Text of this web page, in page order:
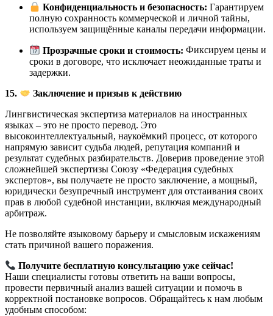
Конфиденциальность и безопасность: Гарантируем
полную сохранность коммерческой и личной тайны,
используем защищённые каналы передачи информации.
Прозрачные сроки и стоимость: Фиксируем цены и
сроки в договоре, что исключает неожиданные траты и
задержки.
15.
Заключение и призыв к действию
Лингвистическая экспертиза материалов на иностранных
языках – это не просто перевод. Это
высокоинтеллектуальный, наукоёмкий процесс, от которого
напрямую зависит судьба людей, репутация компаний и
результат судебных разбирательств. Доверив проведение этой
сложнейшей экспертизы Союзу «Федерация судебных
экспертов», вы получаете не просто заключение, а мощный,
юридически безупречный инструмент для отстаивания своих
прав в любой судебной инстанции, включая международный
арбитраж.
Не позволяйте языковому барьеру и смысловым искажениям
стать причиной вашего поражения.
Получите бесплатную консультацию уже сейчас!
Наши специалисты готовы ответить на ваши вопросы,
провести первичный анализ вашей ситуации и помочь в
корректной постановке вопросов. Обращайтесь к нам любым
удобным способом: